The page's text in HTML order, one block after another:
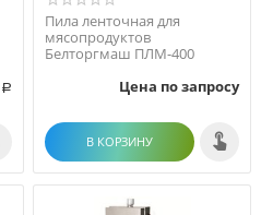
Р
Пила ленточная для
мясопродуктов
Белторгмаш ПЛМ-400
Цена по запросу
В КОРЗИНУ